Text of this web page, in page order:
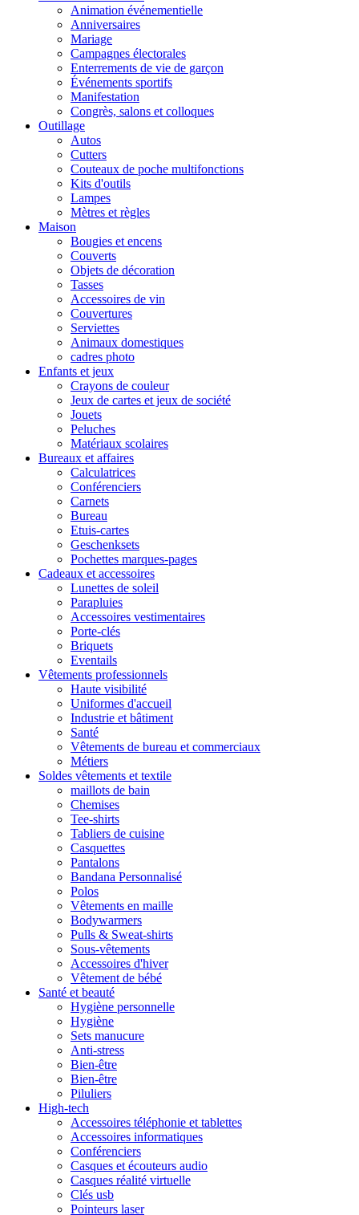
Animation événementielle
Anniversaires
Mariage
Campagnes électorales
Enterrements de vie de garçon
Événements sportifs
Manifestation
Congrès, salons et colloques
Outillage
Autos
Cutters
Couteaux de poche multifonctions
Kits d'outils
Lampes
Mètres et règles
Maison
Bougies et encens
Couverts
Objets de décoration
Tasses
Accessoires de vin
Couvertures
Serviettes
Animaux domestiques
cadres photo
Enfants et jeux
Crayons de couleur
Jeux de cartes et jeux de société
Jouets
Peluches
Matériaux scolaires
Bureaux et affaires
Calculatrices
Conférenciers
Carnets
Bureau
Etuis-cartes
Geschenksets
Pochettes marques-pages
Cadeaux et accessoires
Lunettes de soleil
Parapluies
Accessoires vestimentaires
Porte-clés
Briquets
Eventails
Vêtements professionnels
Haute visibilité
Uniformes d'accueil
Industrie et bâtiment
Santé
Vêtements de bureau et commerciaux
Métiers
Soldes vêtements et textile
maillots de bain
Chemises
Tee-shirts
Tabliers de cuisine
Casquettes
Pantalons
Bandana Personnalisé
Polos
Vêtements en maille
Bodywarmers
Pulls & Sweat-shirts
Sous-vêtements
Accessoires d'hiver
Vêtement de bébé
Santé et beauté
Hygiène personnelle
Hygiène
Sets manucure
Anti-stress
Bien-être
Bien-être
Piluliers
High-tech
Accessoires téléphonie et tablettes
Accessoires informatiques
Conférenciers
Casques et écouteurs audio
Casques réalité virtuelle
Clés usb
Pointeurs laser